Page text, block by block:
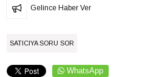
Gelince Haber Ver
SATICIYA SORU SOR
WhatsApp